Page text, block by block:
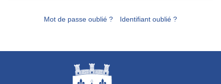
Mot de passe oublié ? Identifiant oublié ?